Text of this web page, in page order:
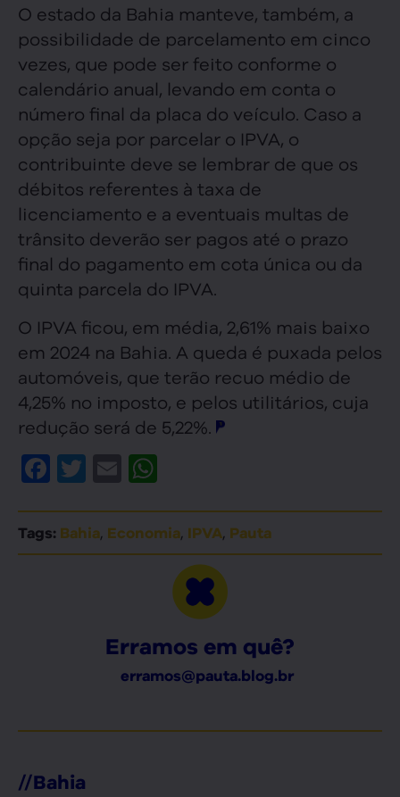
O estado da Bahia manteve, também, a
possibilidade de parcelamento em cinco
vezes, que pode ser feito conforme o
calendário anual, levando em conta o
número final da placa do veículo. Caso a
opção seja por parcelar o IPVA, o
contribuinte deve se lembrar de que os
débitos referentes à taxa de
licenciamento e a eventuais multas de
trânsito deverão ser pagos até o prazo
final do pagamento em cota única ou da
quinta parcela do IPVA.
O IPVA ficou, em média, 2,61% mais baixo
em 2024 na Bahia. A queda é puxada pelos
automóveis, que terão recuo médio de
4,25% no imposto, e pelos utilitários, cuja
redução será de 5,22%.
Facebook
Twitter
Email
Tags: Bahia, Economia, IPVA, Pauta
Erramos em quê?
erramos@pauta.blog.br
//Bahia